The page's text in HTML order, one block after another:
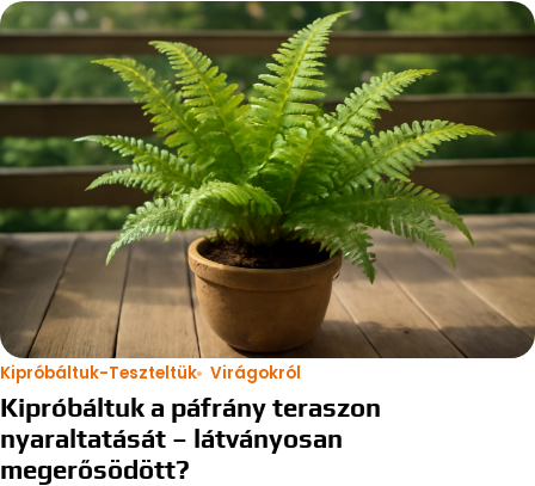
Kipróbáltuk-Teszteltük Virágokról
Kipróbáltuk a páfrány teraszon
nyaraltatását – látványosan
megerősödött?